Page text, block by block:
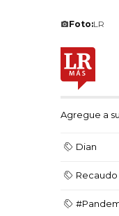
Foto:LR
Agregue a
Dian
Recaudo